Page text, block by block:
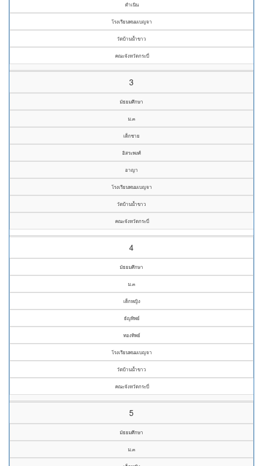
ดำเนิน
โรงเรียนพนมเบญจา
วัดบ้านน้ำขาว
คณะจังหวัดกระบี่
3
มัธยมศึกษา
ม.๓
เด็กชาย
อิสระพงศ์
อาญา
โรงเรียนพนมเบญจา
วัดบ้านน้ำขาว
คณะจังหวัดกระบี่
4
มัธยมศึกษา
ม.๓
เด็กหญิง
ธัญทิพย์
ทองทิพย์
โรงเรียนพนมเบญจา
วัดบ้านน้ำขาว
คณะจังหวัดกระบี่
5
มัธยมศึกษา
ม.๓